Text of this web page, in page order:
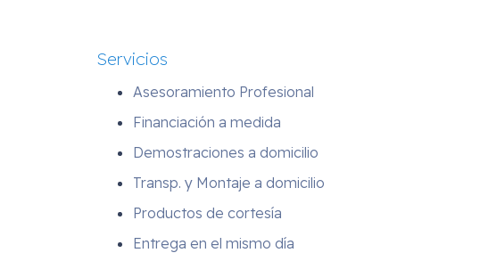
Servicios
Asesoramiento Profesional
Financiación a medida
Demostraciones a domicilio
Transp. y Montaje a domicilio
Productos de cortesía
Entrega en el mismo día